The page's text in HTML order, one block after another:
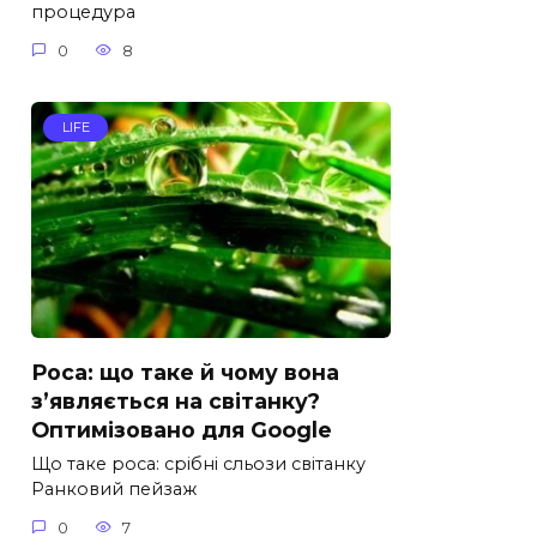
процедура
0 8
LIFE
Роса: що таке й чому вона
з’являється на світанку?
Оптимізовано для Google
Що таке роса: срібні сльози світанку
Ранковий пейзаж
0 7